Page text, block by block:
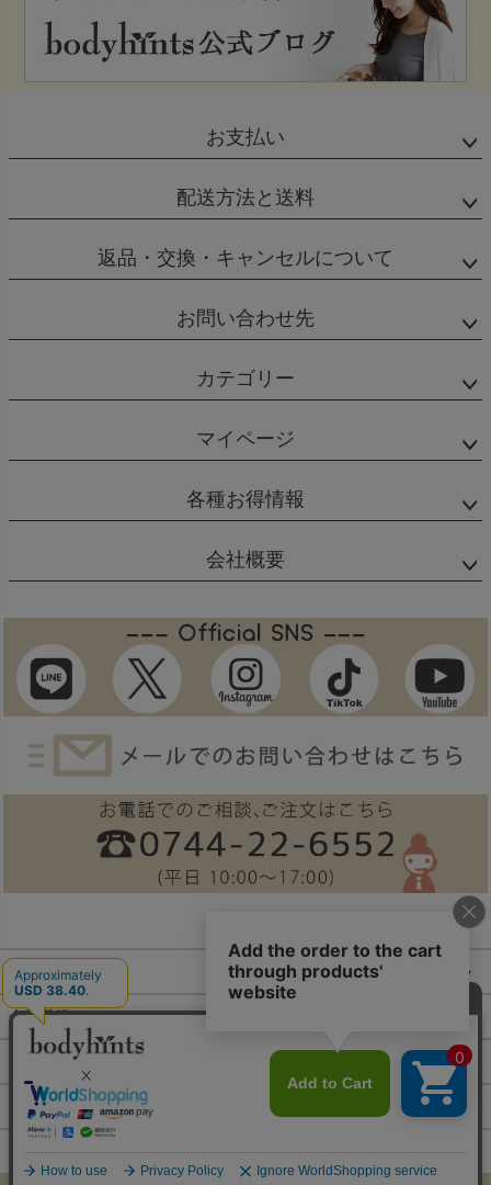
お支払い
配送方法と送料
返品・交換・キャンセルについて
お問い合わせ先
カテゴリー
マイページ
各種お得情報
会社概要
ご利用ガイド
会員登録
特定商取引法に基づく表示